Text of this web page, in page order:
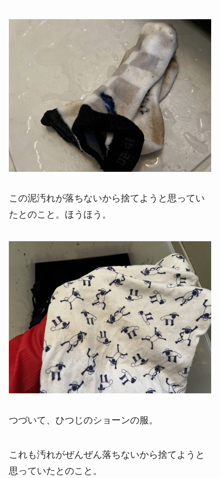
この泥汚れが落ちないから捨てようと思ってい
たとのこと。ほうほう。
つづいて、ひつじのショーンの服。
これも汚れがぜんぜん落ちないから捨てようと
思っていたとのこと。